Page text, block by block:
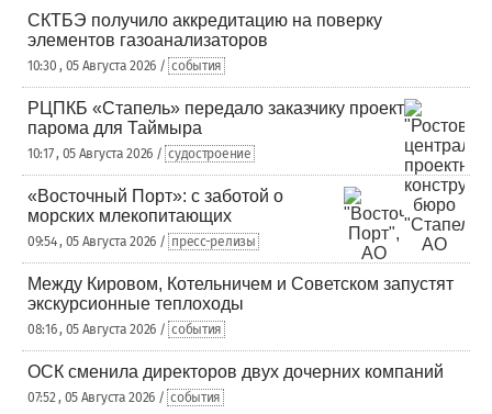
СКТБЭ получило аккредитацию на поверку
элементов газоанализаторов
10:30 , 05 Августа 2026 / события
РЦПКБ «Стапель» передало заказчику проект
парома для Таймыра
10:17 , 05 Августа 2026 / судостроение
«Восточный Порт»: с заботой о
морских млекопитающих
09:54 , 05 Августа 2026 / пресс-релизы
Между Кировом, Котельничем и Советском запустят
экскурсионные теплоходы
08:16 , 05 Августа 2026 / события
ОСК сменила директоров двух дочерних компаний
07:52 , 05 Августа 2026 / события